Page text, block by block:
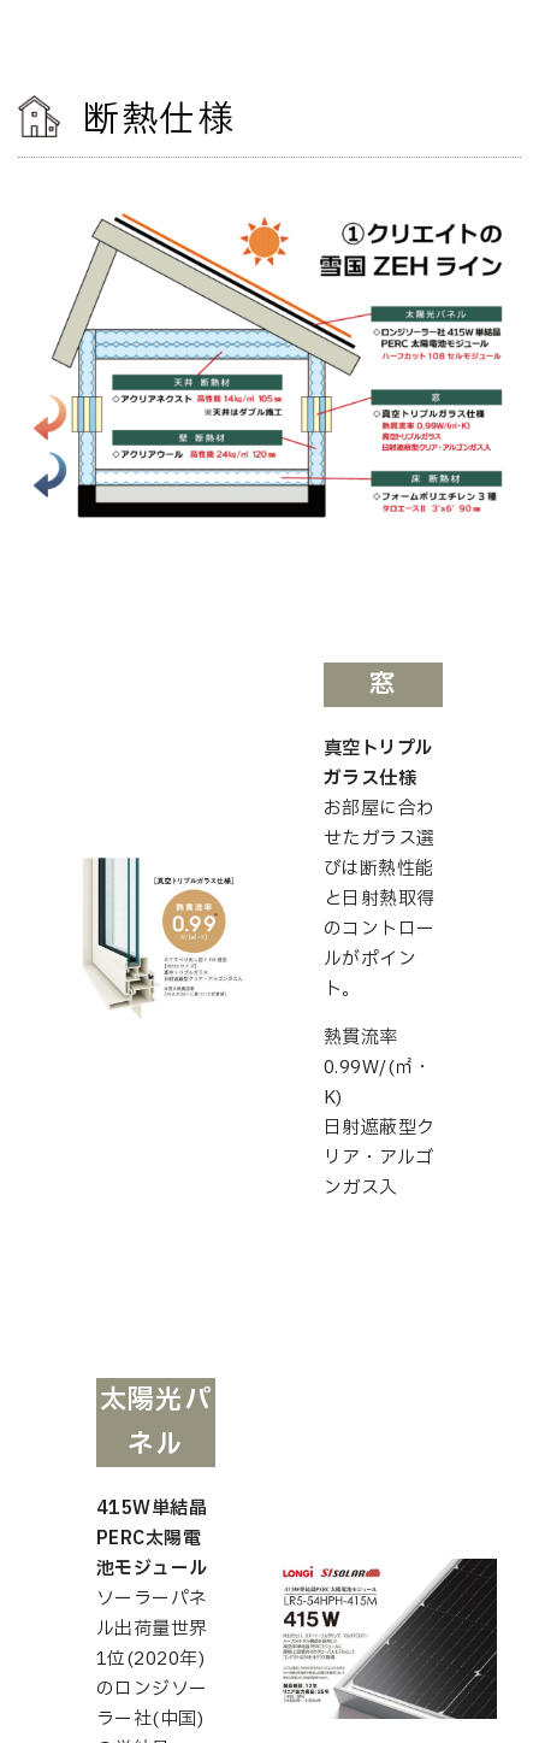
断熱仕様
窓
真空トリプル
ガラス仕様
お部屋に合わ
せたガラス選
びは断熱性能
と日射熱取得
のコントロー
ルがポイン
ト。
熱貫流率
0.99W/(㎡・
K)
日射遮蔽型ク
リア・アルゴ
ンガス入
太陽光パ
ネル
415W単結晶
PERC太陽電
池モジュール
ソーラーパネ
ル出荷量世界
1位(2020年)
のロンジソー
ラー社(中国)